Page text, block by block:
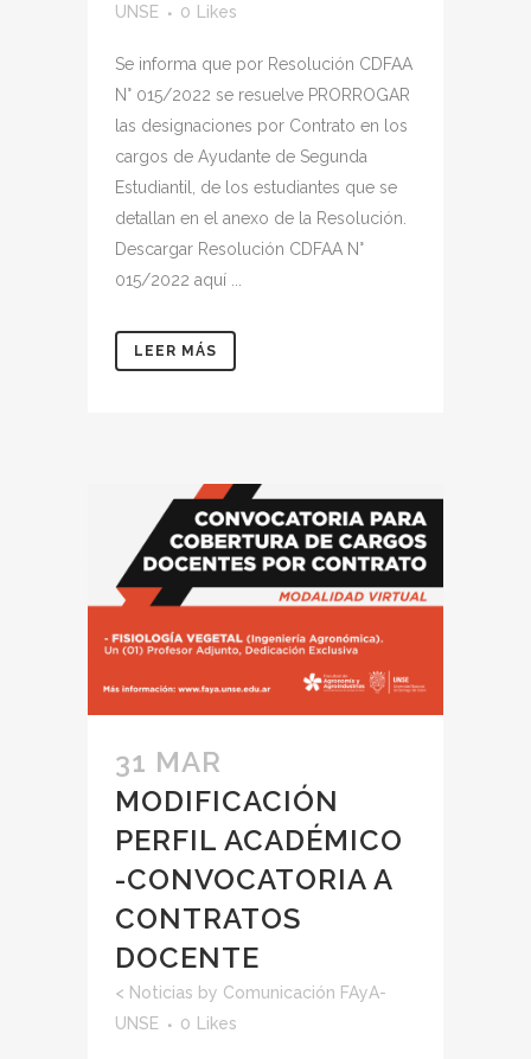
UNSE
0 Likes
Se informa que por Resolución CDFAA
N° 015/2022 se resuelve PRORROGAR
las designaciones por Contrato en los
cargos de Ayudante de Segunda
Estudiantil, de los estudiantes que se
detallan en el anexo de la Resolución.
Descargar Resolución CDFAA N°
015/2022 aquí ...
LEER MÁS
31 MAR
MODIFICACIÓN
PERFIL ACADÉMICO
-CONVOCATORIA A
CONTRATOS
DOCENTE
< Noticias by Comunicación FAyA-
UNSE
0 Likes